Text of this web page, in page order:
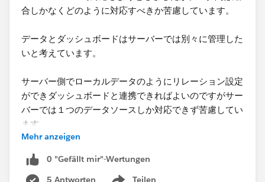
合しかなくどのように対応すべきか苦慮しています。
データとダッシュボードはサーバーでは別々に管理した
いと考えています。
​サーバー側でローカルデータのようにリレーション設定
ができダッシュボードと連携できればよいのですがサー
バーでは１つのデータソースしか対応できず苦慮してい
ます。
本件どのように対応すべきかご教示いただければと思い
ます。
Mehr anzeigen
0 "Gefällt mir"-Wertungen
5 Antworten
Teilen